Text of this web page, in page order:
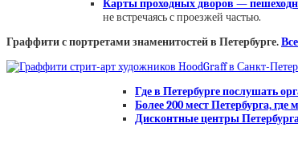
Карты проходных дворов —
не встречаясь с проезжей частью.
Граффити с портретами знаменитостей в Петербурге.
Где в Петербурге послушать
Более 200 мест Петербурга,
Дисконтные центры